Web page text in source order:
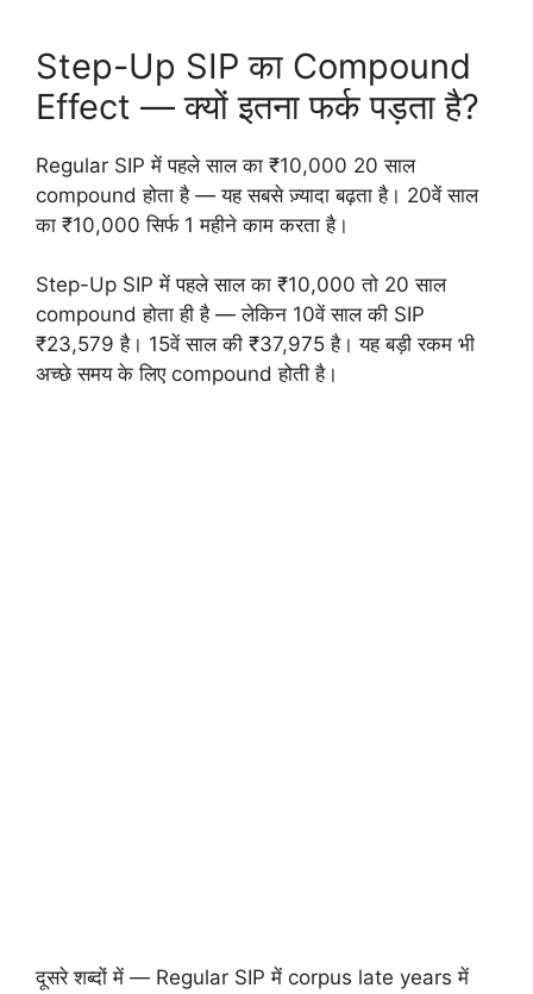
Step-Up SIP का Compound
Effect — क्यों इतना फर्क पड़ता है?
Regular SIP में पहले साल का ₹10,000 20 साल
compound होता है — यह सबसे ज़्यादा बढ़ता है। 20वें साल
का ₹10,000 सिर्फ 1 महीने काम करता है।
Step-Up SIP में पहले साल का ₹10,000 तो 20 साल
compound होता ही है — लेकिन 10वें साल की SIP
₹23,579 है। 15वें साल की ₹37,975 है। यह बड़ी रकम भी
अच्छे समय के लिए compound होती है।
दूसरे शब्दों में — Regular SIP में corpus late years में